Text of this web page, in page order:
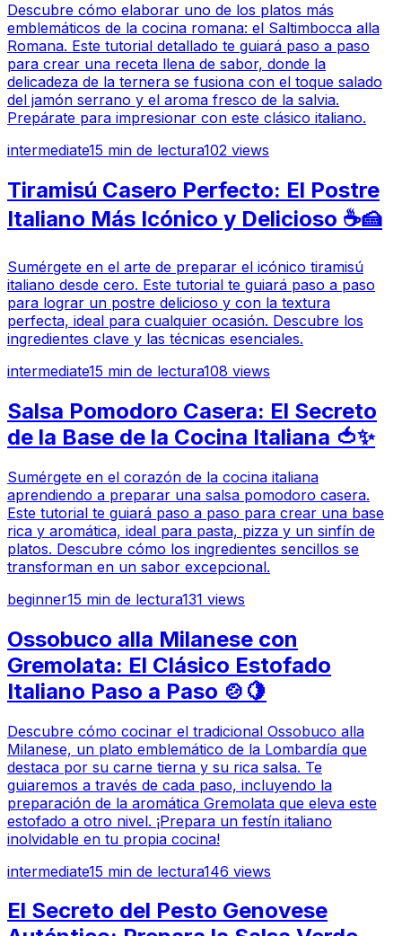
Descubre cómo elaborar uno de los platos más
emblemáticos de la cocina romana: el Saltimbocca alla
Romana. Este tutorial detallado te guiará paso a paso
para crear una receta llena de sabor, donde la
delicadeza de la ternera se fusiona con el toque salado
del jamón serrano y el aroma fresco de la salvia.
Prepárate para impresionar con este clásico italiano.
intermediate15 min de lectura102 views
Tiramisú Casero Perfecto: El Postre
Italiano Más Icónico y Delicioso ☕🍰
Sumérgete en el arte de preparar el icónico tiramisú
italiano desde cero. Este tutorial te guiará paso a paso
para lograr un postre delicioso y con la textura
perfecta, ideal para cualquier ocasión. Descubre los
ingredientes clave y las técnicas esenciales.
intermediate15 min de lectura108 views
Salsa Pomodoro Casera: El Secreto
de la Base de la Cocina Italiana 🍅✨
Sumérgete en el corazón de la cocina italiana
aprendiendo a preparar una salsa pomodoro casera.
Este tutorial te guiará paso a paso para crear una base
rica y aromática, ideal para pasta, pizza y un sinfín de
platos. Descubre cómo los ingredientes sencillos se
transforman en un sabor excepcional.
beginner15 min de lectura131 views
Ossobuco alla Milanese con
Gremolata: El Clásico Estofado
Italiano Paso a Paso 🍲🍋
Descubre cómo cocinar el tradicional Ossobuco alla
Milanese, un plato emblemático de la Lombardía que
destaca por su carne tierna y su rica salsa. Te
guiaremos a través de cada paso, incluyendo la
preparación de la aromática Gremolata que eleva este
estofado a otro nivel. ¡Prepara un festín italiano
inolvidable en tu propia cocina!
intermediate15 min de lectura146 views
El Secreto del Pesto Genovese